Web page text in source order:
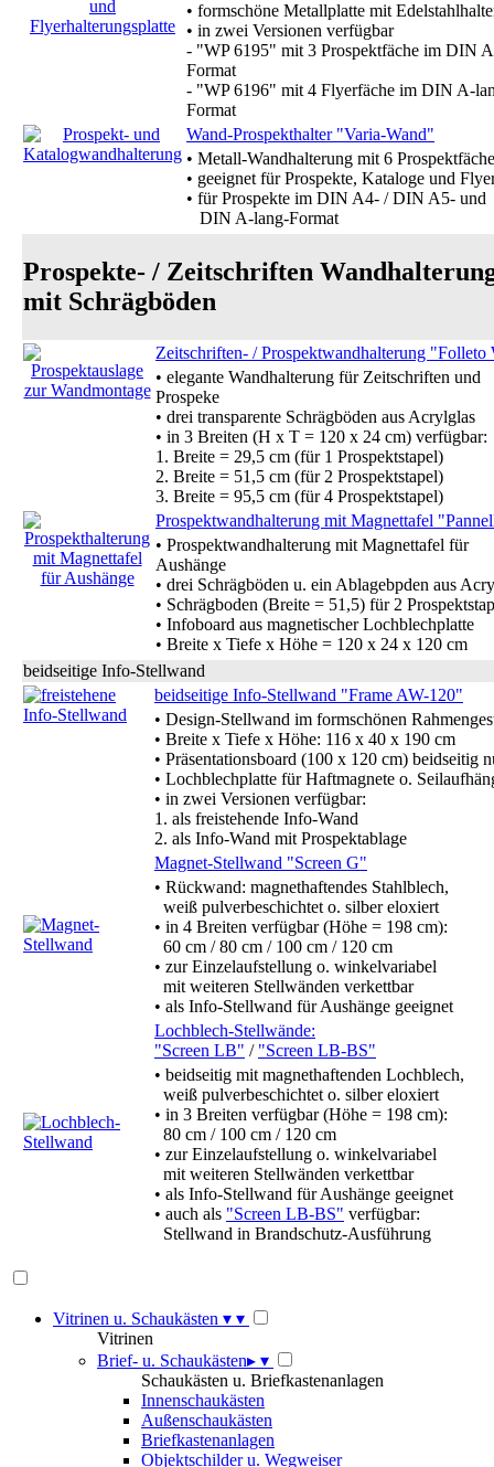
• formschöne Metallplatte mit
• in zwei Versionen verfügbar
- "WP 6195" mit 3 Prospektfäche im DIN
Format
- "WP 6196" mit 4 Flyerfäche im DIN A-
Format
Wand-Prospekthalter "Varia-Wand"
• Metall-Wandhalterung mit 6
• geeignet für Prospekte, Kataloge und
• für Prospekte im DIN A4- / DIN A5- und
DIN A-lang-Format
Prospekte- / Zeitschriften
mit Schrägböden
Zeitschriften- / Prospektwandhalterung "Folleto
• elegante Wandhalterung für Zeitschriften und
Prospeke
• drei transparente Schrägböden aus Acrylglas
• in 3 Breiten (H x T = 120 x 24 cm) verfügbar:
1. Breite = 29,5 cm (für 1 Prospektstapel)
2. Breite = 51,5 cm (für 2 Prospektstapel)
3. Breite = 95,5 cm (für 4 Prospektstapel)
Prospektwandhalterung mit Magnettafel
• Prospektwandhalterung mit Magnettafel für
Aushänge
• drei Schrägböden u. ein Ablagebpden aus
• Schrägboden (Breite = 51,5) für 2
• Infoboard aus magnetischer Lochblechplatte
• Breite x Tiefe x Höhe = 120 x 24 x 120 cm
beidseitige Info-Stellwand
beidseitige Info-Stellwand "Frame AW-120"
• Design-Stellwand im formschönen
• Breite x Tiefe x Höhe: 116 x 40 x 190 cm
• Präsentationsboard (100 x 120 cm) beidseitig
• Lochblechplatte für Haftmagnete o.
• in zwei Versionen verfügbar:
1. als freistehende Info-Wand
2. als Info-Wand mit Prospektablage
Magnet-Stellwand "Screen G"
• Rückwand: magnethaftendes Stahlblech,
weiß pulverbeschichtet o. silber eloxiert
• in 4 Breiten verfügbar (Höhe = 198 cm):
60 cm / 80 cm / 100 cm / 120 cm
• zur Einzelaufstellung o. winkelvariabel
mit weiteren Stellwänden verkettbar
• als Info-Stellwand für Aushänge geeignet
Lochblech-Stellwände:
"Screen LB" / "Screen LB-BS"
• beidseitig mit magnethaftenden Lochblech,
weiß pulverbeschichtet o. silber eloxiert
• in 3 Breiten verfügbar (Höhe = 198 cm):
80 cm / 100 cm / 120 cm
• zur Einzelaufstellung o. winkelvariabel
mit weiteren Stellwänden verkettbar
• als Info-Stellwand für Aushänge geeignet
• auch als "Screen LB-BS" verfügbar:
Stellwand in Brandschutz-Ausführung
Vitrinen u. Schaukästen ▾ ▾
Vitrinen
Brief- u. Schaukästen▸ ▾
Schaukästen u. Briefkastenanlagen
Innenschaukästen
Außenschaukästen
Briefkastenanlagen
Objektschilder u. Wegweiser